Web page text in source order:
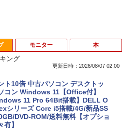
限定★新品無線マウス付】中古ノ
ソコン Windows11 Office2019搭
型 テンキー付き Celeron 第8世代
i3 Core i5 メモリ4GB/16GB SSD1
～1TB Webカメラ DVD 無線LAN
まかせPC 初期設定済 送料無料
ング
更新日時：2026/08/07 02:00
ト10倍 中古パソコン デスクトッ
コン Windows 11【Office付】
11 Pro 64Bit搭載】DELL O
シリーズ Core i5搭載/4G/新品SS
DVD-ROM/送料無料【オプショ
有】
モニター 本